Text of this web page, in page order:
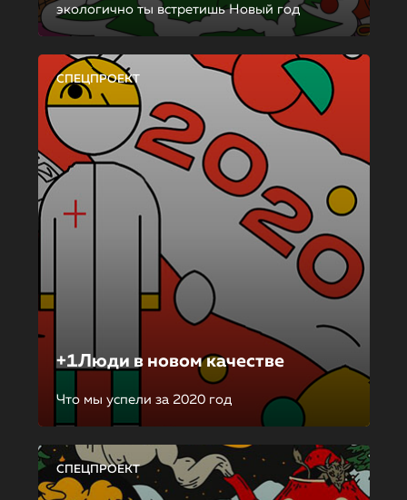
экологично ты встретишь Новый год
СПЕЦПРОЕКТ
+1Люди в новом качестве
Что мы успели за 2020 год
СПЕЦПРОЕКТ